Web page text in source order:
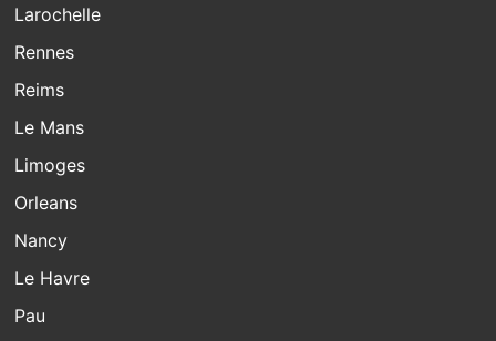
Larochelle
Rennes
Reims
Le Mans
Limoges
Orleans
Nancy
Le Havre
Pau